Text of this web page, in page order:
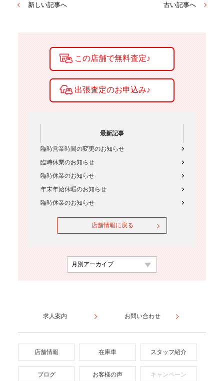
新しい記事へ 古い記事へ
最新記事
臨時営業時間の変更のお知らせ
臨時休業のお知らせ
臨時休業のお知らせ
年末年始休暇のお知らせ
臨時休業のお知らせ
店舗情報に戻る
求人案内 お問い合わせ
店舗情報 在庫車 スタッフ紹介
ブログ お客様の声 キャンペーン